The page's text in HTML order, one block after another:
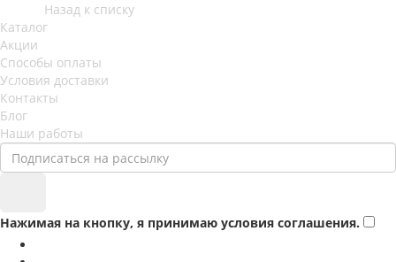
Назад к списку
Каталог
Акции
Способы оплаты
Условия доставки
Контакты
Блог
Наши работы
Нажимая на кнопку, я принимаю условия соглашения.